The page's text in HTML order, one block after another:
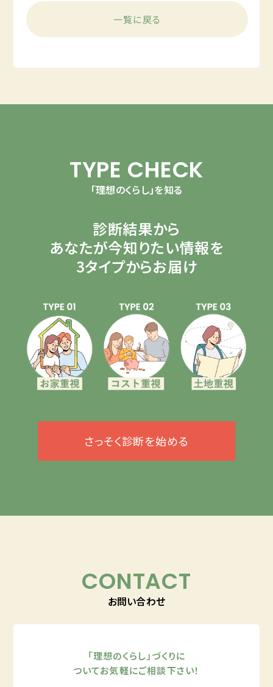
一覧に戻る
TYPE CHECK
「理想のくらし」を知る
診断結果から
あなたが今知りたい情報を
3タイプからお届け
さっそく診断を始める
CONTACT
お問い合わせ
「理想のくらし」づくりに
ついてお気軽にご相談下さい！